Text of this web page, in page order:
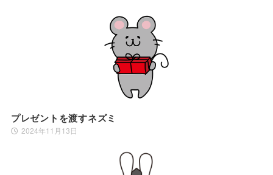
プレゼントを渡すネズミ
2024年11月13日